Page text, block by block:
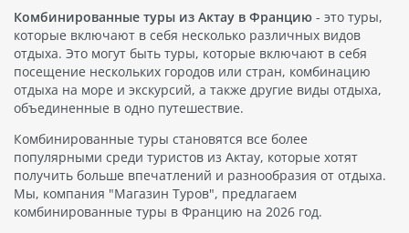
Комбинированные туры из Актау в Францию - это туры,
которые включают в себя несколько различных видов
отдыха. Это могут быть туры, которые включают в себя
посещение нескольких городов или стран, комбинацию
отдыха на море и экскурсий, а также другие виды отдыха,
объединенные в одно путешествие.
Комбинированные туры становятся все более
популярными среди туристов из Актау, которые хотят
получить больше впечатлений и разнообразия от отдыха.
Мы, компания "Магазин Туров", предлагаем
комбинированные туры в Францию на 2026 год.